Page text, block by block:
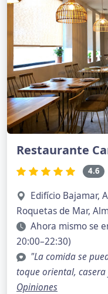
Restaurante
4.6
Edifício Bajamar,
Roquetas de Mar,
Ahora mismo se
20:00–22:30)
"La comida se
toque oriental,
Opiniones